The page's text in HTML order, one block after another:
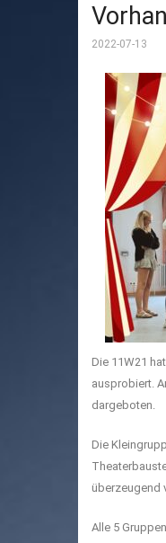
2022-07-13
Die 11W21
ausprobiert.
dargeboten.
Die
überzeugend
Alle 5